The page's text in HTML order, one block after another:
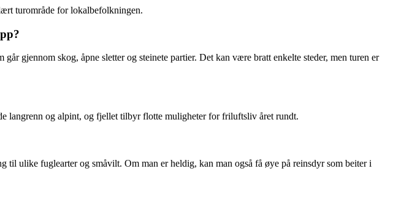
turområde for lokalbefolkningen.
gjennom skog, åpne sletter og steinete partier. Det kan være bratt enkelte steder, men turen er
langrenn og alpint, og fjellet tilbyr flotte muligheter for friluftsliv året rundt.
ulike fuglearter og småvilt. Om man er heldig, kan man også få øye på reinsdyr som beiter i